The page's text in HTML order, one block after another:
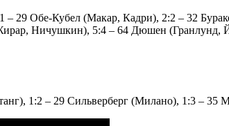
Обе-Кубел (Макар, Кадри), 2:2 – 32
Ничушкин), 5:4 – 64 Дюшен (Гранлунд,
1:2 – 29 Сильверберг (Милано), 1:3 –